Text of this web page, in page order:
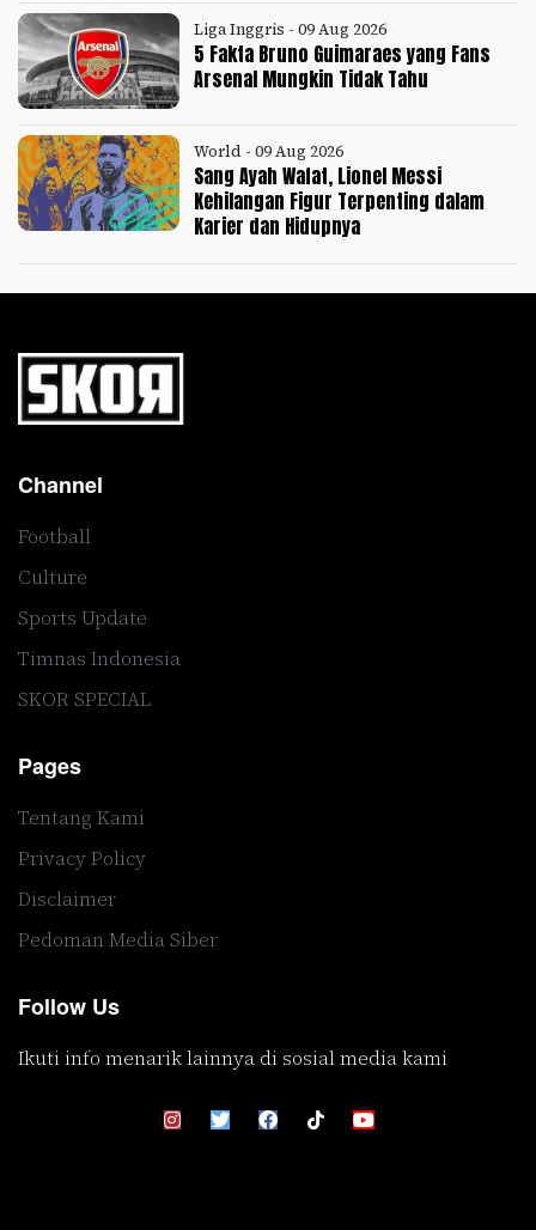
Liga Inggris - 09 Aug 2026
5 Fakta Bruno Guimaraes yang Fans
Arsenal Mungkin Tidak Tahu
World - 09 Aug 2026
Sang Ayah Wafat, Lionel Messi
Kehilangan Figur Terpenting dalam
Karier dan Hidupnya
Channel
Football
Culture
Sports Update
Timnas Indonesia
SKOR SPECIAL
Pages
Tentang Kami
Privacy Policy
Disclaimer
Pedoman Media Siber
Follow Us
Ikuti info menarik lainnya di sosial media kami